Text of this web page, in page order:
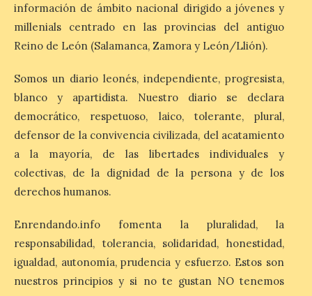
la música de cámara. La Plaza del
Ayuntamiento de Ponferrada acogerá
este domingo, […]
MADO Madrid Orgullo
2026 vuelve a situarse
como uno de los
principales motores
económicos y turísticos de
Madrid
9 Ago 2026
El gasto total aumentó un
1,4 % respecto al año
pasado y un 4,6 % frente a
un periodo estándar. Por
turístico concentró la mayor parte del
información de ámbito nacional dirigido a jóvenes y
millenials centrado en las provincias del antiguo
Reino de León (Salamanca, Zamora y León/Llión).
Somos un diario leonés, independiente, progresista,
blanco y apartidista. Nuestro diario se declara
democrático, respetuoso, laico, tolerante, plural,
defensor de la convivencia civilizada, del acatamiento
a la mayoría, de las libertades individuales y
colectivas, de la dignidad de la persona y de los
derechos humanos.
Enrendando.info fomenta la pluralidad, la
responsabilidad, tolerancia, solidaridad, honestidad,
igualdad, autonomía, prudencia y esfuerzo. Estos son
nuestros principios y si no te gustan NO tenemos